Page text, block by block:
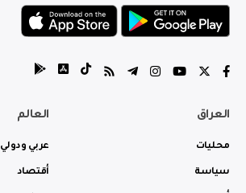
العراق
محليات
سياسة
العالم
عربي ودولي
أقتصاد